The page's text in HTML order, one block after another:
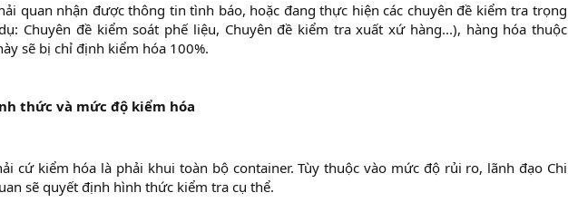
quan nhận được thông tin tình báo, hoặc đang thực hiện các chuyên đề kiểm tra trọng
Chuyên đề kiểm soát phế liệu, Chuyên đề kiểm tra xuất xứ hàng...), hàng hóa thuộc
sẽ bị chỉ định kiểm hóa 100%.
thức và mức độ kiểm hóa
cứ kiểm hóa là phải khui toàn bộ container. Tùy thuộc vào mức độ rủi ro, lãnh đạo Chi
sẽ quyết định hình thức kiểm tra cụ thể.